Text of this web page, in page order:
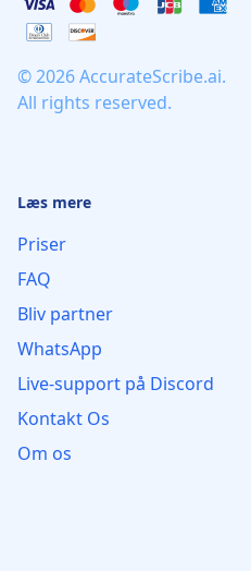
© 2026 AccurateScribe.ai.
All rights reserved.
Læs mere
Priser
FAQ
Bliv partner
WhatsApp
Live‑support på Discord
Kontakt Os
Om os